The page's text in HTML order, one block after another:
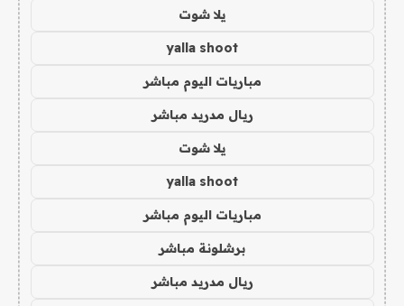
يلا شوت
yalla shoot
مباريات اليوم مباشر
ريال مدريد مباشر
يلا شوت
yalla shoot
مباريات اليوم مباشر
برشلونة مباشر
ريال مدريد مباشر